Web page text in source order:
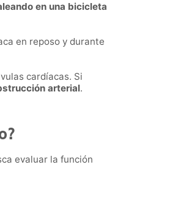
en una bicicleta
en reposo y durante
cardíacas. Si
arterial.
evaluar la función